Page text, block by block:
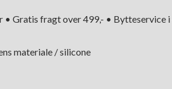
• Gratis fragt over 499,- •
materiale /silicone